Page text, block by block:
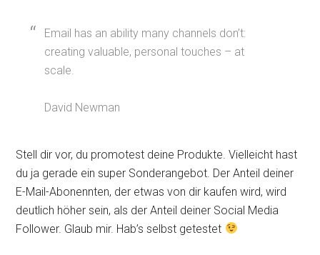
Email has an ability many channels don’t:
creating valuable, personal touches – at
scale.
David Newman
Stell dir vor, du promotest deine Produkte. Vielleicht hast
du ja gerade ein super Sonderangebot. Der Anteil deiner
E-Mail-Abonennten, der etwas von dir kaufen wird, wird
deutlich höher sein, als der Anteil deiner Social Media
Follower. Glaub mir. Hab’s selbst getestet